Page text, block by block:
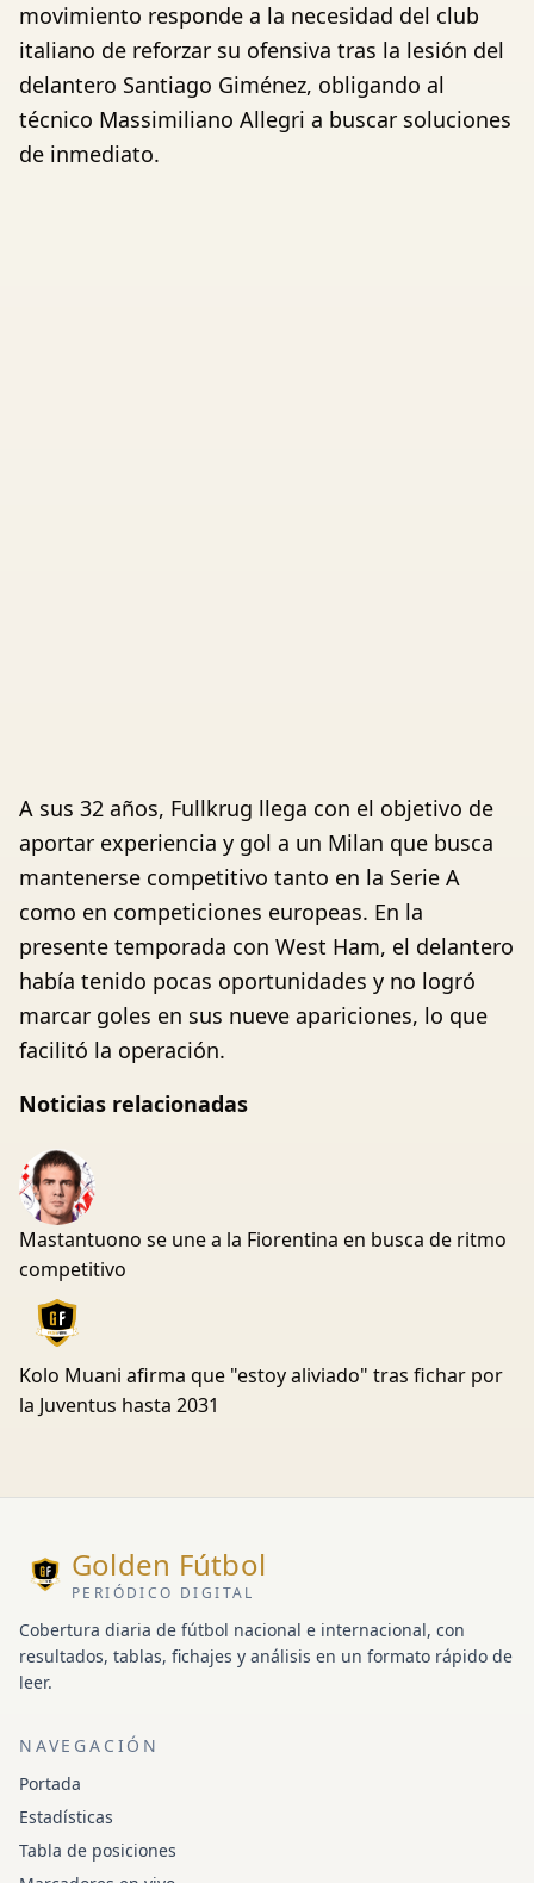
movimiento responde a la necesidad del club
italiano de reforzar su ofensiva tras la lesión del
delantero Santiago Giménez, obligando al
técnico Massimiliano Allegri a buscar soluciones
de inmediato.
A sus 32 años, Fullkrug llega con el objetivo de
aportar experiencia y gol a un Milan que busca
mantenerse competitivo tanto en la Serie A
como en competiciones europeas. En la
presente temporada con West Ham, el delantero
había tenido pocas oportunidades y no logró
marcar goles en sus nueve apariciones, lo que
facilitó la operación.
Noticias relacionadas
Mastantuono se une a la Fiorentina en busca de ritmo
competitivo
Kolo Muani afirma que "estoy aliviado" tras fichar por
la Juventus hasta 2031
Golden Fútbol
PERIÓDICO DIGITAL
Cobertura diaria de fútbol nacional e internacional, con
resultados, tablas, fichajes y análisis en un formato rápido de
leer.
NAVEGACIÓN
Portada
Estadísticas
Tabla de posiciones